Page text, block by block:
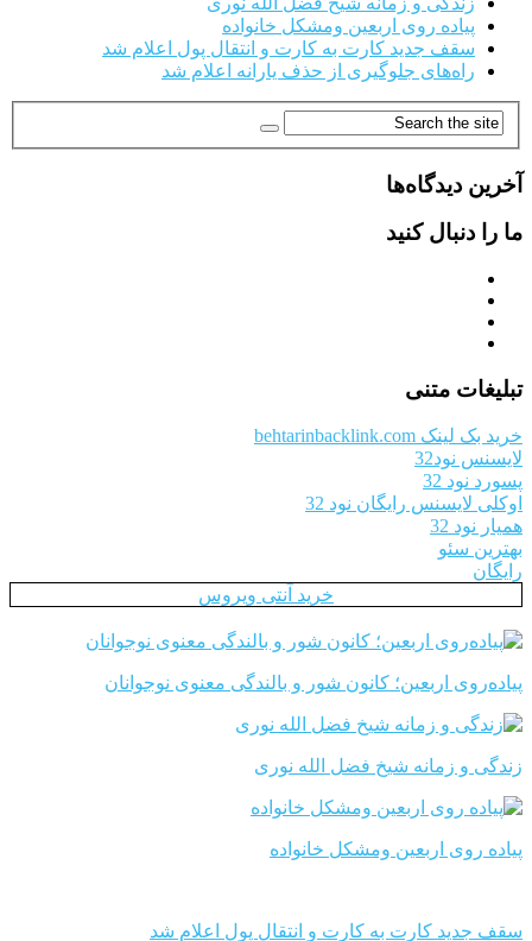
پیاده روی اربعین ومشکل خانواده
سقف جدید کارت به کارت و انتقال پول اعلام شد
راه‌های جلوگیری از حذف یارانه اعلام شد
آخرین دیدگاه‌ها
ما را دنبال کنید
تبلیغات متنی
خرید بک لینک behtarinbacklink.com
لایسنس نود32
پسورد نود 32
اوکلی لایسنس رایگان نود 32
همیار نود 32
بهترین سئو
رایگان
خرید آنتی ویروس
پیاده‌روی اربعین؛ کانون شور و بالندگی معنوی نوجوانان
زندگی و زمانه شیخ فضل الله نوری
پیاده روی اربعین ومشکل خانواده
سقف جدید کارت به کارت و انتقال پول اعلام شد